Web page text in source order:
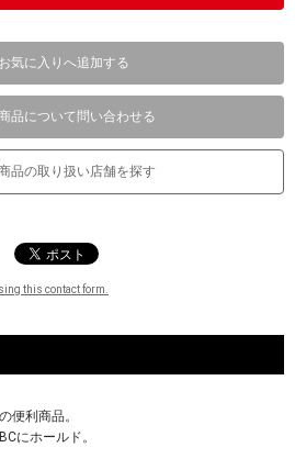
お気に入りへ追加する
品について問い合わせる
品の取り扱い店舗を探す
this contact form.
便利商品。
にホールド。